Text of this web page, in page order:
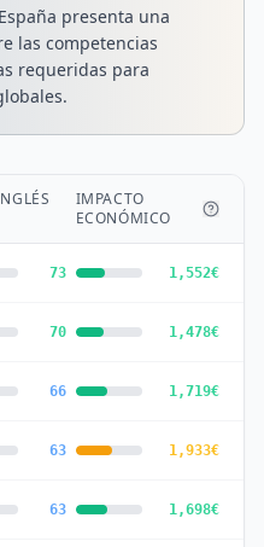
presenta una
las competencias
requeridas para
IMPACTO
ECONÓMICO
73 1,552€
70 1,478€
66 1,719€
63 1,933€
63 1,698€